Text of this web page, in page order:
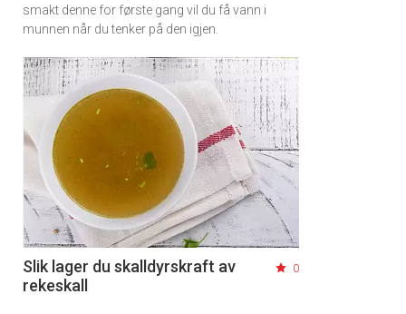
smakt denne for første gang vil du få vann i
munnen når du tenker på den igjen.
Slik lager du skalldyrskraft av
rekeskall
0